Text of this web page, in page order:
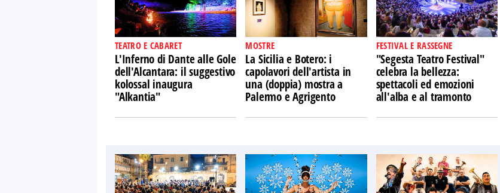
TEATRO E CABARET
L'Inferno di Dante alle Gole
dell'Alcantara: il suggestivo
kolossal inaugura
"Alkantia"
MOSTRE
La Sicilia e Botero: i
capolavori dell'artista in
una (doppia) mostra a
Palermo e Agrigento
FESTIVAL E RASSEGNE
"Segesta Teatro Festival"
celebra la bellezza:
spettacoli ed emozioni
all'alba e al tramonto